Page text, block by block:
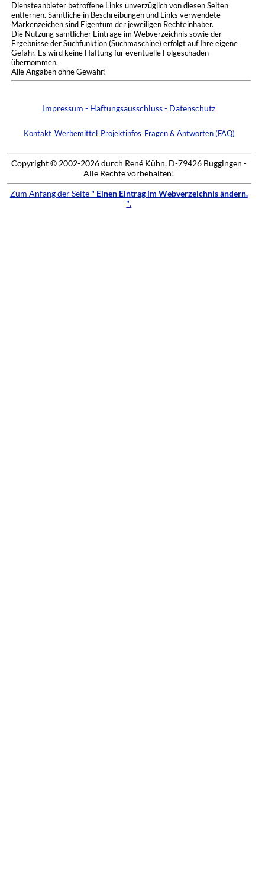
Diensteanbieter betroffene Links unverzüglich von diesen Seiten
entfernen. Sämtliche in Beschreibungen und Links verwendete
Markenzeichen sind Eigentum der jeweiligen Rechteinhaber.
Die Nutzung sämtlicher Einträge im Webverzeichnis sowie der
Ergebnisse der Suchfunktion (Suchmaschine) erfolgt auf Ihre eigene
Gefahr. Es wird keine Haftung für eventuelle Folgeschäden
übernommen.
Alle Angaben ohne Gewähr!
Impressum - Haftungsausschluss - Datenschutz
Kontakt Werbemittel Projektinfos Fragen & Antworten (FAQ)
Copyright © 2002-2026 durch René Kühn, D-79426 Buggingen -
Alle Rechte vorbehalten!
Zum Anfang der Seite " Einen Eintrag im Webverzeichnis ändern.
".